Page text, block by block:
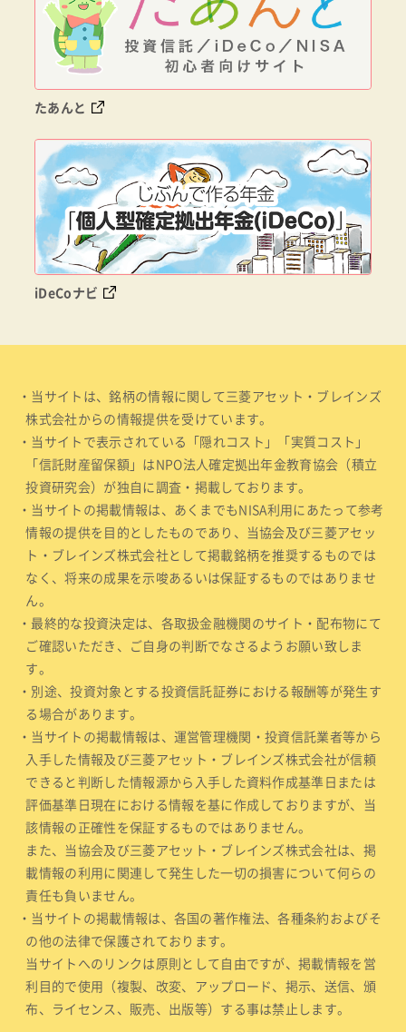
たあんと
iDeCoナビ
・当サイトは、銘柄の情報に関して三菱アセット・ブレインズ
株式会社からの情報提供を受けています。
・当サイトで表示されている「隠れコスト」「実質コスト」
「信託財産留保額」はNPO法人確定拠出年金教育協会（積立
投資研究会）が独自に調査・掲載しております。
・当サイトの掲載情報は、あくまでもNISA利用にあたって参考
情報の提供を目的としたものであり、当協会及び三菱アセッ
ト・ブレインズ株式会社として掲載銘柄を推奨するものでは
なく、将来の成果を示唆あるいは保証するものではありませ
ん。
・最終的な投資決定は、各取扱金融機関のサイト・配布物にて
ご確認いただき、ご自身の判断でなさるようお願い致しま
す。
・別途、投資対象とする投資信託証券における報酬等が発生す
る場合があります。
・当サイトの掲載情報は、運営管理機関・投資信託業者等から
入手した情報及び三菱アセット・ブレインズ株式会社が信頼
できると判断した情報源から入手した資料作成基準日または
評価基準日現在における情報を基に作成しておりますが、当
該情報の正確性を保証するものではありません。
また、当協会及び三菱アセット・ブレインズ株式会社は、掲
載情報の利用に関連して発生した一切の損害について何らの
責任も負いません。
・当サイトの掲載情報は、各国の著作権法、各種条約およびそ
の他の法律で保護されております。
当サイトへのリンクは原則として自由ですが、掲載情報を営
利目的で使用（複製、改変、アップロード、掲示、送信、頒
布、ライセンス、販売、出版等）する事は禁止します。